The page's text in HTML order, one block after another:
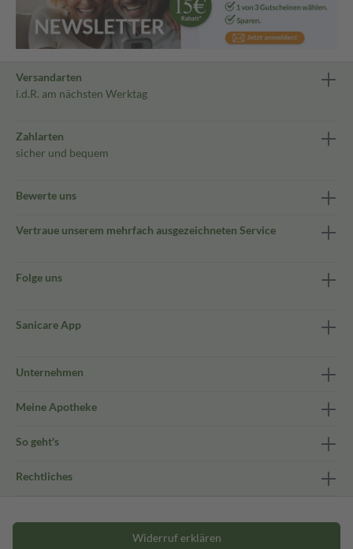
Versandarten
i.d.R. am nächsten Werktag
Zahlarten
sicher und bequem
Bewerte uns
Vertraue unserem mehrfach ausgezeichneten Service
Folge uns
Sanicare App
Unternehmen
Meine Apotheke
So geht's
Rechtliches
Widerruf erklären